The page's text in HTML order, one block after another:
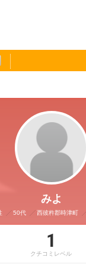
みよ
50代 西彼杵郡時津町
1
クチコミレベル